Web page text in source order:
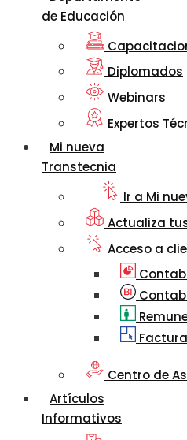
de Educación
Diplomados
Webinars
Expertos
Mi nueva
Transtecnia
Ir a Mi
Actualiza
Acceso a
Centro de
Artículos
Informativos